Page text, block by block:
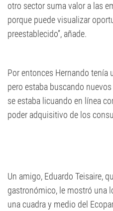
otro sector suma valor a las
porque puede visualizar
preestablecido”, añade.
Por entonces Hernando
pero estaba buscando
se estaba licuando en línea
poder adquisitivo de los
Un amigo, Eduardo Teisaire,
gastronómico, le mostró una
una cuadra y medio del